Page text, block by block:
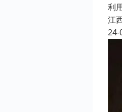
利
江
24-